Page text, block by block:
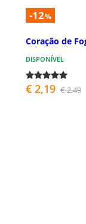
-12%
Coração de
DISPONÍVEL
€ 2,19 € 2,49